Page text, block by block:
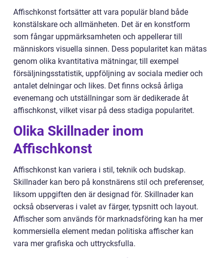
Affischkonst fortsätter att vara populär bland både
konstälskare och allmänheten. Det är en konstform
som fångar uppmärksamheten och appellerar till
människors visuella sinnen. Dess popularitet kan mätas
genom olika kvantitativa mätningar, till exempel
försäljningsstatistik, uppföljning av sociala medier och
antalet delningar och likes. Det finns också årliga
evenemang och utställningar som är dedikerade åt
affischkonst, vilket visar på dess stadiga popularitet.
Olika Skillnader inom
Affischkonst
Affischkonst kan variera i stil, teknik och budskap.
Skillnader kan bero på konstnärens stil och preferenser,
liksom uppgiften den är designad för. Skillnader kan
också observeras i valet av färger, typsnitt och layout.
Affischer som används för marknadsföring kan ha mer
kommersiella element medan politiska affischer kan
vara mer grafiska och uttrycksfulla.